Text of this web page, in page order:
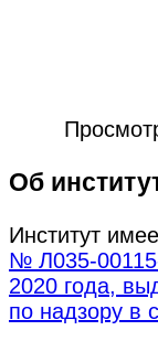
Об
Институт
№ Л035-
2020 года,
по надзору в